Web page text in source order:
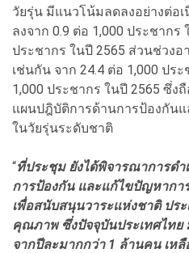
วัยรุ่น มีแนวโน้มลดลงอย่างต่อ
ลงจาก 0.9 ต่อ 1,000 ประชากร
ประชากร ในปี 2565 ส่วนช่วงอ
เช่นกัน จาก 24.4 ต่อ 1,000 ปร
1,000 ประชากร ในปี 2565 ซึ่ง
แผนปฎิบัติการด้านการป้องกัน
ในวัยรุ่นระดับชาติ
“ที่ประชุม ยังได้พิจารณาการด
การป้องกัน และแก้ไขปัญหากา
เพื่อสนับสนุนวาระแห่งชาติ ปร
คุณภาพ ซึ่งปัจจุบันประเทศไทย
จากปีละมากกว่า 1 ล้านคน เห